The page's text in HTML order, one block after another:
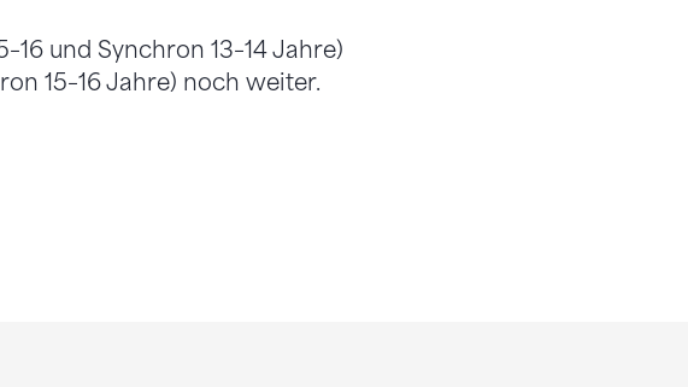
und Synchron 13–14 Jahre)
15–16 Jahre) noch weiter.